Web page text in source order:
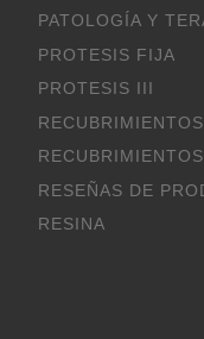
PATOLOGÍA Y
PROTESIS FIJA
PROTESIS III
RESEÑAS DE
RESINA